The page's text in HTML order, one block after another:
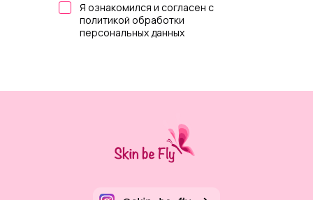
Я ознакомился и согласен с
политикой обработки
персональных данных